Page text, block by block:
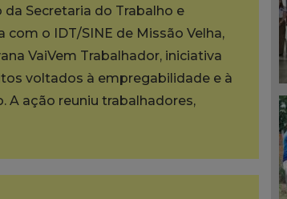
Secretaria do Trabalho e
com o IDT/SINE de Missão Velha,
VaiVem Trabalhador, iniciativa
voltados à empregabilidade e à
A ação reuniu trabalhadores,